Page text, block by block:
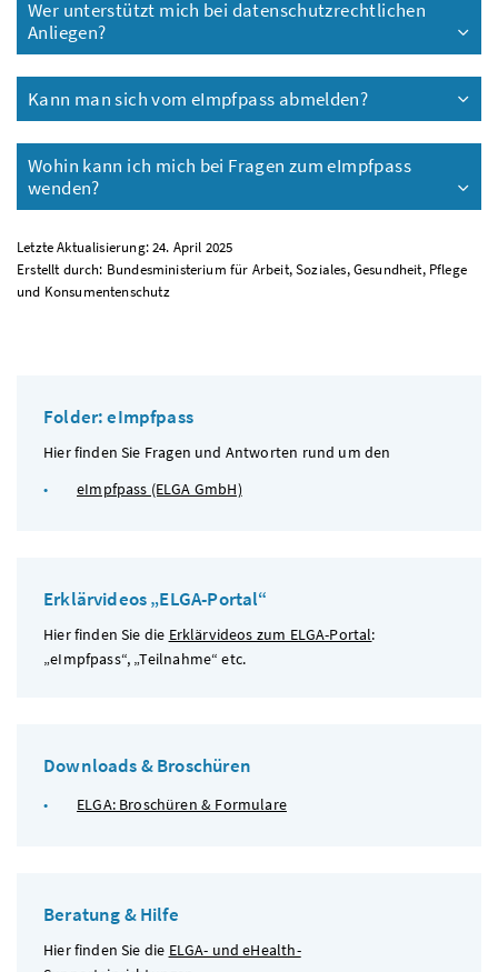
Wer unterstützt mich bei datenschutzrechtlichen
Anliegen?
Kann man sich vom eImpfpass abmelden?
Wohin kann ich mich bei Fragen zum eImpfpass
wenden?
Letzte Aktualisierung: 24. April 2025
Erstellt durch: Bundesministerium für Arbeit, Soziales, Gesundheit, Pflege
und Konsumentenschutz
Folder: eImpfpass
Hier finden Sie Fragen und Antworten rund um den
eImpfpass (ELGA GmbH)
Erklärvideos „ELGA-Portal“
Hier finden Sie die Erklärvideos zum ELGA-Portal:
„eImpfpass“, „Teilnahme“etc.
Downloads & Broschüren
ELGA: Broschüren & Formulare
Beratung & Hilfe
Hier finden Sie die ELGA- und eHealth-